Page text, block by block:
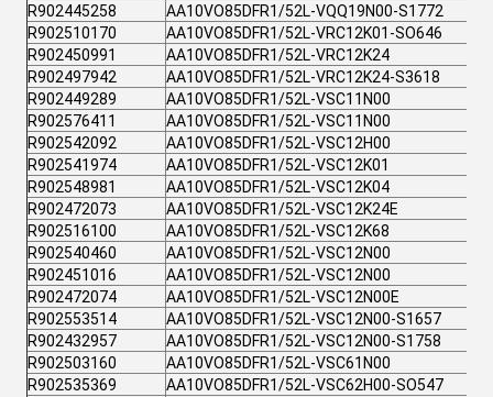
R902445258
AA10VO85DFR1/52L-VQQ19N00-S1772
R902510170
AA10VO85DFR1/52L-VRC12K01-SO646
R902450991
AA10VO85DFR1/52L-VRC12K24
R902497942
AA10VO85DFR1/52L-VRC12K24-S3618
R902449289
AA10VO85DFR1/52L-VSC11N00
R902576411
AA10VO85DFR1/52L-VSC11N00
R902542092
AA10VO85DFR1/52L-VSC12H00
R902541974
AA10VO85DFR1/52L-VSC12K01
R902548981
AA10VO85DFR1/52L-VSC12K04
R902472073
AA10VO85DFR1/52L-VSC12K24E
R902516100
AA10VO85DFR1/52L-VSC12K68
R902540460
AA10VO85DFR1/52L-VSC12N00
R902451016
AA10VO85DFR1/52L-VSC12N00
R902472074
AA10VO85DFR1/52L-VSC12N00E
R902553514
AA10VO85DFR1/52L-VSC12N00-S1657
R902432957
AA10VO85DFR1/52L-VSC12N00-S1758
R902503160
AA10VO85DFR1/52L-VSC61N00
R902535369
AA10VO85DFR1/52L-VSC62H00-SO547